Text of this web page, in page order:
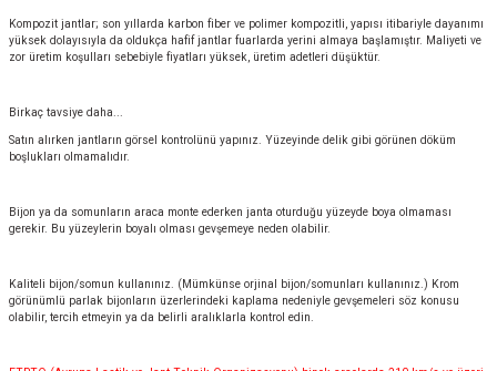
Kompozit jantlar; son yıllarda karbon fiber ve polimer kompozitli, yapısı itibariyle dayanımı
yüksek dolayısıyla da oldukça hafif jantlar fuarlarda yerini almaya başlamıştır. Maliyeti ve
zor üretim koşulları sebebiyle fiyatları yüksek, üretim adetleri düşüktür.
Birkaç tavsiye daha...
Satın alırken jantların görsel kontrolünü yapınız. Yüzeyinde delik gibi görünen döküm
boşlukları olmamalıdır.
Bijon ya da somunların araca monte ederken janta oturduğu yüzeyde boya olmaması
gerekir. Bu yüzeylerin boyalı olması gevşemeye neden olabilir.
Kaliteli bijon/somun kullanınız. (Mümkünse orjinal bijon/somunları kullanınız.) Krom
görünümlü parlak bijonların üzerlerindeki kaplama nedeniyle gevşemeleri söz konusu
olabilir, tercih etmeyin ya da belirli aralıklarla kontrol edin.